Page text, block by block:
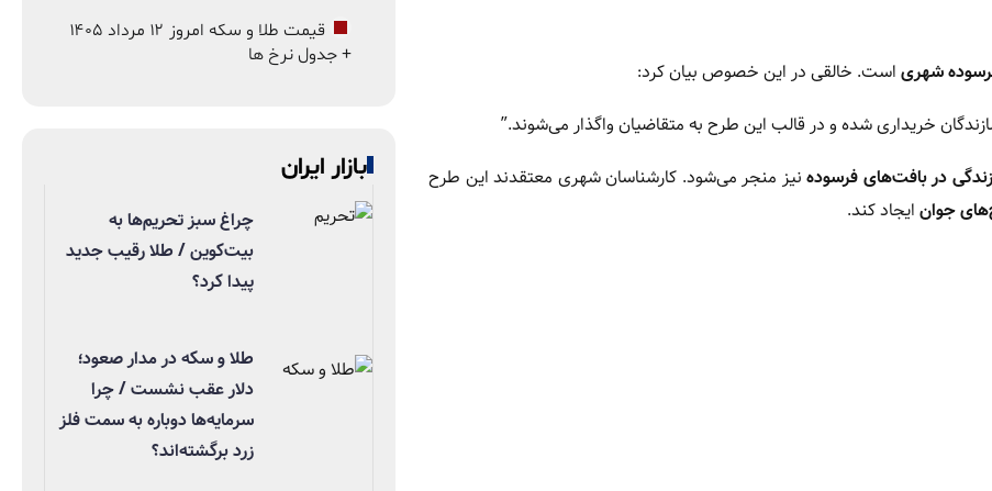
شهری است. خالقی در این خصوص بیان کرد:
خریداری شده و در قالب این طرح به متقاضیان واگذار می‌شوند.”
در بافت‌های فرسودهنیز منجر می‌شود. کارشناسان شهری معتقدند این طرح
جوان ایجاد کند.
قیمت طلا و سکه امروز ۱۲ مرداد ۱۴۰۵
+ جدول نرخ ها
بازار ایران
چراغ سبز تحریم‌ها به
بیت‌کوین / طلا رقیب جدید
پیدا کرد؟
طلا و سکه در مدار صعود؛
دلار عقب نشست / چرا
سرمایه‌ها دوباره به سمت فلز
زرد برگشته‌اند؟